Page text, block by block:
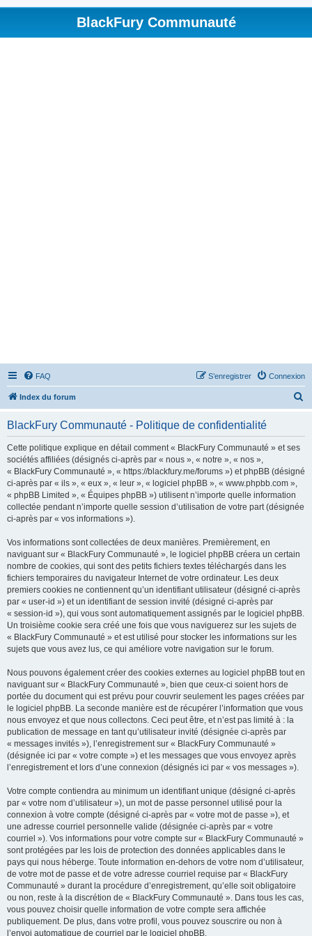
BlackFury Communauté
FAQ Connexion
S’enregistrer
Index du forum
BlackFury Communauté - Politique de confidentialité
Cette politique explique en détail comment « BlackFury Communauté » et ses
sociétés affiliées (désignés ci-après par « nous », « notre », « nos »,
« BlackFury Communauté », « https://blackfury.me/forums ») et phpBB (désigné
ci-après par « ils », « eux », « leur », « logiciel phpBB », « www.phpbb.com »,
« phpBB Limited », « Équipes phpBB ») utilisent n’importe quelle information
collectée pendant n’importe quelle session d’utilisation de votre part (désignée
ci-après par « vos informations »).
Vos informations sont collectées de deux manières. Premièrement, en
naviguant sur « BlackFury Communauté », le logiciel phpBB créera un certain
nombre de cookies, qui sont des petits fichiers textes téléchargés dans les
fichiers temporaires du navigateur Internet de votre ordinateur. Les deux
premiers cookies ne contiennent qu’un identifiant utilisateur (désigné ci-après
par « user-id ») et un identifiant de session invité (désigné ci-après par
« session-id »), qui vous sont automatiquement assignés par le logiciel phpBB.
Un troisième cookie sera créé une fois que vous naviguerez sur les sujets de
« BlackFury Communauté » et est utilisé pour stocker les informations sur les
sujets que vous avez lus, ce qui améliore votre navigation sur le forum.
Nous pouvons également créer des cookies externes au logiciel phpBB tout en
naviguant sur « BlackFury Communauté », bien que ceux-ci soient hors de
portée du document qui est prévu pour couvrir seulement les pages créées par
le logiciel phpBB. La seconde manière est de récupérer l’information que vous
nous envoyez et que nous collectons. Ceci peut être, et n’est pas limité à : la
publication de message en tant qu’utilisateur invité (désignée ci-après par
« messages invités »), l’enregistrement sur « BlackFury Communauté »
(désignée ici par « votre compte ») et les messages que vous envoyez après
l’enregistrement et lors d’une connexion (désignés ici par « vos messages »).
Votre compte contiendra au minimum un identifiant unique (désigné ci-après
par « votre nom d’utilisateur »), un mot de passe personnel utilisé pour la
connexion à votre compte (désigné ci-après par « votre mot de passe »), et
une adresse courriel personnelle valide (désignée ci-après par « votre
courriel »). Vos informations pour votre compte sur « BlackFury Communauté »
sont protégées par les lois de protection des données applicables dans le
pays qui nous héberge. Toute information en-dehors de votre nom d’utilisateur,
de votre mot de passe et de votre adresse courriel requise par « BlackFury
Communauté » durant la procédure d’enregistrement, qu’elle soit obligatoire
ou non, reste à la discrétion de « BlackFury Communauté ». Dans tous les cas,
vous pouvez choisir quelle information de votre compte sera affichée
publiquement. De plus, dans votre profil, vous pouvez souscrire ou non à
l’envoi automatique de courriel par le logiciel phpBB.